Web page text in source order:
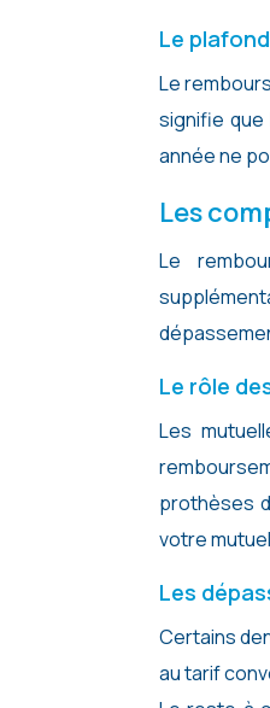
Le
Le
signifie
année ne
Les
Le
Le rôle
Les
prothèses
votre
Les
Certains
au tarif